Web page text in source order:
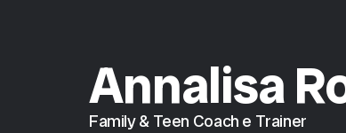
Annalisa
Family & Teen Coach e Trainer